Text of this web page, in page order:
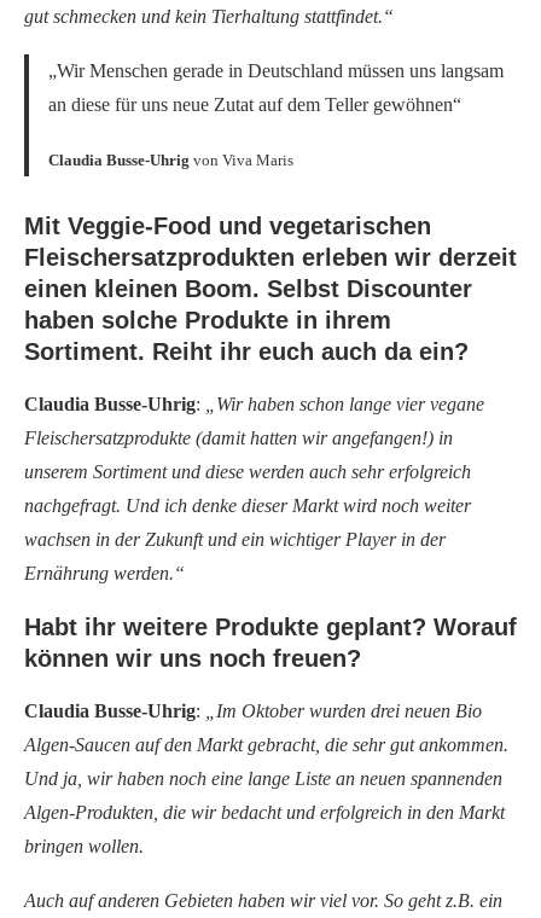
gut schmecken und kein Tierhaltung stattfindet.“
„Wir Menschen gerade in Deutschland müssen uns langsam
an diese für uns neue Zutat auf dem Teller gewöhnen“
Claudia Busse-Uhrig von Viva Maris
Mit Veggie-Food und vegetarischen
Fleischersatzprodukten erleben wir derzeit
einen kleinen Boom. Selbst Discounter
haben solche Produkte in ihrem
Sortiment. Reiht ihr euch auch da ein?
Claudia Busse-Uhrig:
„Wir haben schon lange vier vegane
Fleischersatzprodukte (damit hatten wir angefangen!) in
unserem Sortiment und diese werden auch sehr erfolgreich
nachgefragt. Und ich denke dieser Markt wird noch weiter
wachsen in der Zukunft und ein wichtiger Player in der
Ernährung werden.“
Habt ihr weitere Produkte geplant? Worauf
können wir uns noch freuen?
Claudia Busse-Uhrig:
„Im Oktober wurden drei neuen Bio
Algen-Saucen auf den Markt gebracht, die sehr gut ankommen.
Und ja, wir haben noch eine lange Liste an neuen spannenden
Algen-Produkten, die wir bedacht und erfolgreich in den Markt
bringen wollen.
Auch auf anderen Gebieten haben wir viel vor. So geht z.B. ein